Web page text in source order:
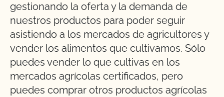
gestionando la oferta y la demanda de
nuestros productos para poder seguir
asistiendo a los mercados de agricultores y
vender los alimentos que cultivamos. Sólo
puedes vender lo que cultivas en los
mercados agrícolas certificados, pero
puedes comprar otros productos agrícolas